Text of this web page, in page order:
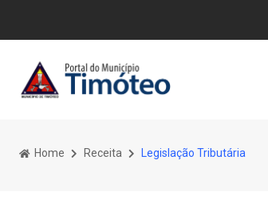
Home Receita Legislação Tributária